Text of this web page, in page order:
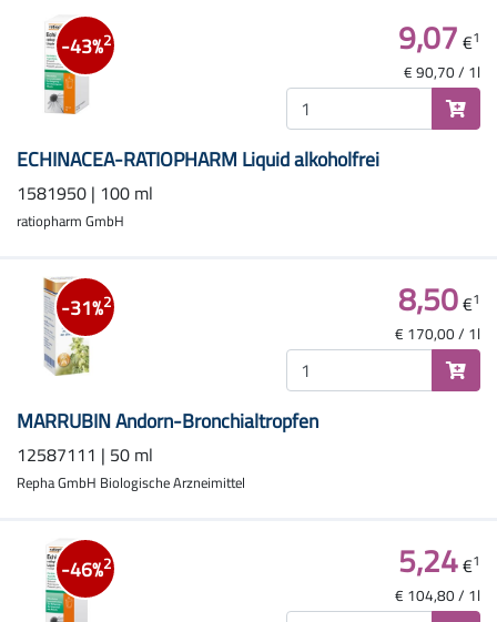
-43%2
ECHINACEA-RATIOPHARM Liquid alkoholfrei
1581950 | 100 ml
ratiopharm GmbH
9,07€1
€ 90,70 / 1l
-31%2
MARRUBIN Andorn-Bronchialtropfen
12587111 | 50 ml
Repha GmbH Biologische Arzneimittel
8,50€1
€ 170,00 / 1l
-46%2 5,24€1
€ 104,80 / 1l